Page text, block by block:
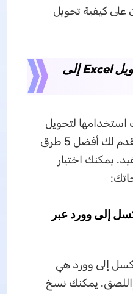
على كيفية تحويل
الجزء 2. 5 طرق لتحويل Excel إلى
لتحويل
إكسل إلى وورد. فيما يلي نقدم لك أفضل 5 طرق
يمكنك اختيار
إلى وورد عبر
إلى وورد هي
يمكنك نسخ